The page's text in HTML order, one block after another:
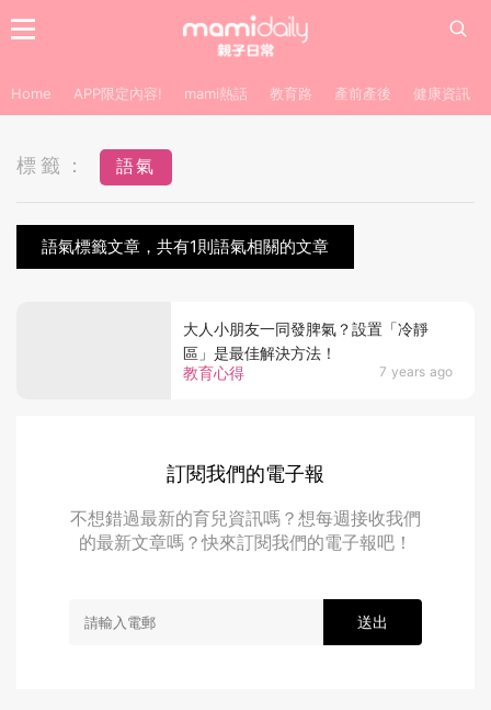
Home APP限定內容! mami熱話 教育路 產前產後 健康資訊
標籤： 語氣
語氣標籤文章，共有1則語氣相關的文章
教育心得 7 years ago
大人小朋友一同發脾氣？設置「冷靜
區」是最佳解決方法！
訂閱我們的電子報
不想錯過最新的育兒資訊嗎？想每週接收我們
的最新文章嗎？快來訂閱我們的電子報吧！
送出